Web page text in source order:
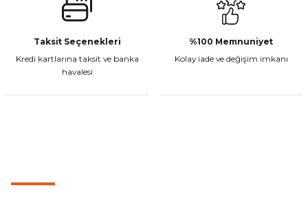
CF Moto 450MT Sol Kumanda Düğmeleri Komple
₺ 2.800,00
Taksit Seçenekleri
Kredi kartlarına taksit ve banka
havalesi
%100 Memnuniyet
Kolay iade ve değişim imkanı